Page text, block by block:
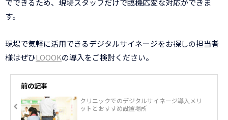
す。
現場で気軽に活用できるデジタルサイネージをお探しの担当者
様はぜひLOOOKの導入をご検討ください。
前の記事
クリニックでのデジタルサイネージ導入メリ
ットとおすすめ設置場所